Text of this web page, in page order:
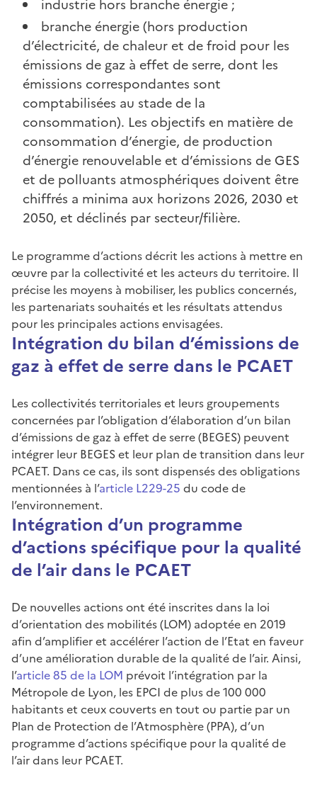
industrie hors branche énergie ;
branche énergie (hors production
d’électricité, de chaleur et de froid pour les
émissions de gaz à effet de serre, dont les
émissions correspondantes sont
comptabilisées au stade de la
consommation). Les objectifs en matière de
consommation d’énergie, de production
d’énergie renouvelable et d’émissions de GES
et de polluants atmosphériques doivent être
chiffrés a minima aux horizons 2026, 2030 et
2050, et déclinés par secteur/filière.
Le programme d’actions décrit les actions à mettre en
œuvre par la collectivité et les acteurs du territoire. Il
précise les moyens à mobiliser, les publics concernés,
les partenariats souhaités et les résultats attendus
pour les principales actions envisagées.
Intégration du bilan d’émissions de
gaz à effet de serre dans le PCAET
Les collectivités territoriales et leurs groupements
concernées par l’obligation d’élaboration d’un bilan
d’émissions de gaz à effet de serre (BEGES) peuvent
intégrer leur BEGES et leur plan de transition dans leur
PCAET. Dans ce cas, ils sont dispensés des obligations
mentionnées à l’article L229-25 du code de
l’environnement.
Intégration d’un programme
d’actions spécifique pour la qualité
de l’air dans le PCAET
De nouvelles actions ont été inscrites dans la loi
d’orientation des mobilités (LOM) adoptée en 2019
afin d’amplifier et accélérer l’action de l’Etat en faveur
d’une amélioration durable de la qualité de l’air. Ainsi,
l’article 85 de la LOM prévoit l’intégration par la
Métropole de Lyon, les EPCI de plus de 100 000
habitants et ceux couverts en tout ou partie par un
Plan de Protection de l’Atmosphère (PPA), d’un
programme d’actions spécifique pour la qualité de
l’air dans leur PCAET.